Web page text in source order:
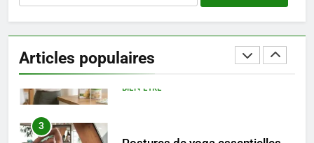
Articles populaires
2
substituts de repas : guide et
conseils pratiques
BIEN ÊTRE
pour perdre du poids